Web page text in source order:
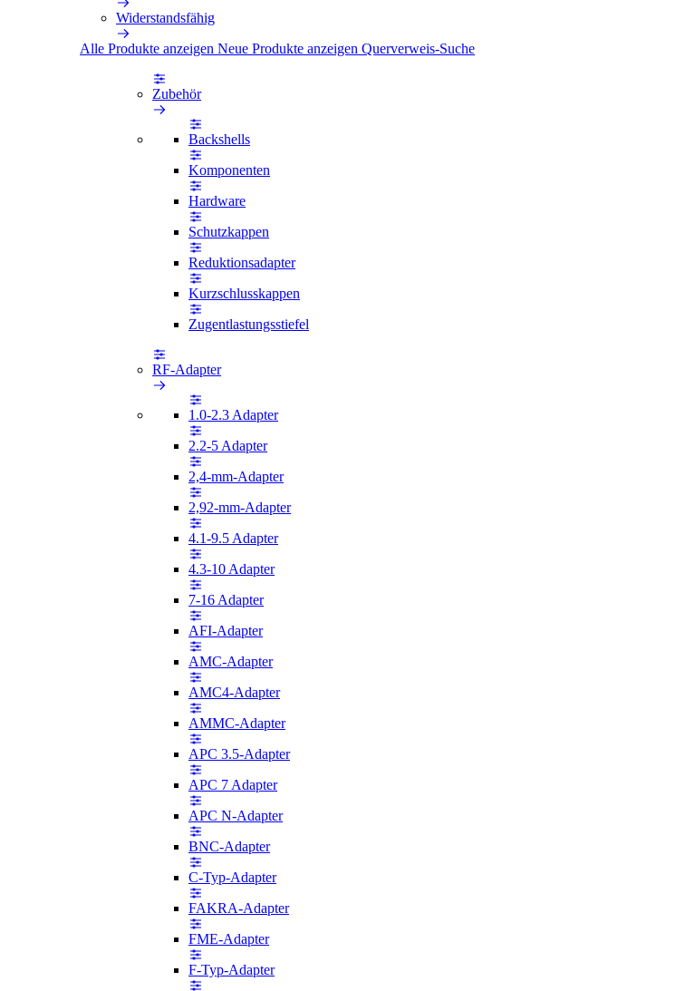
Widerstandsfähig
Alle Produkte anzeigen Neue Produkte anzeigen Querverweis-Suche
Zubehör
Backshells
Komponenten
Hardware
Schutzkappen
Reduktionsadapter
Kurzschlusskappen
Zugentlastungsstiefel
RF-Adapter
1.0-2.3 Adapter
2.2-5 Adapter
2,4-mm-Adapter
2,92-mm-Adapter
4.1-9.5 Adapter
4.3-10 Adapter
7-16 Adapter
AFI-Adapter
AMC-Adapter
AMC4-Adapter
AMMC-Adapter
APC 3.5-Adapter
APC 7 Adapter
APC N-Adapter
BNC-Adapter
C-Typ-Adapter
FAKRA-Adapter
FME-Adapter
F-Typ-Adapter